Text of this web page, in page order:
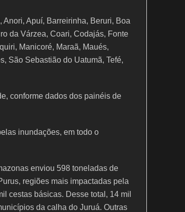
Apuí, Barreirinha, Beruri, Boa
da Várzea, Coari, Codajás, Fonte
Manicoré, Maraã, Maués,
São Sebastião do Uatumã, Tefé,
conforme dados dos painéis de
inundações, em todo o
enviou 598 toneladas de
regiões mais impactadas pela
cestas básicas. Desse total, 14 mil
da calha do Juruá. Outras